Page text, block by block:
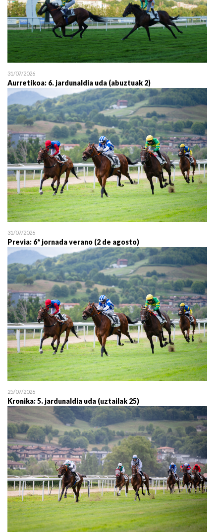
31/07/2026
Aurretikoa: 6. jardunaldia uda (abuztuak 2)
31/07/2026
Previa: 6ª jornada verano (2 de agosto)
25/07/2026
Kronika: 5. jardunaldia uda (uztailak 25)